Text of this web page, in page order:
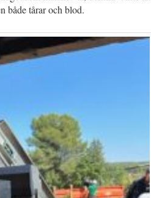
både tårar och blod.